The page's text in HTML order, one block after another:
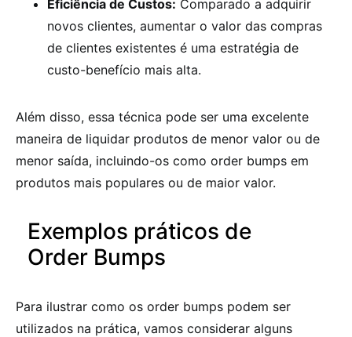
Eficiência de Custos: Comparado a adquirir
novos clientes, aumentar o valor das compras
de clientes existentes é uma estratégia de
custo-benefício mais alta.
Além disso, essa técnica pode ser uma excelente
maneira de liquidar produtos de menor valor ou de
menor saída, incluindo-os como order bumps em
produtos mais populares ou de maior valor.
Exemplos práticos de
Order Bumps
Para ilustrar como os order bumps podem ser
utilizados na prática, vamos considerar alguns